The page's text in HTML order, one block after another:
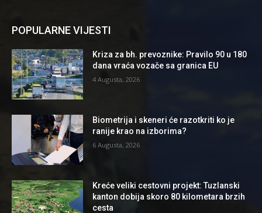
POPULARNE VIJESTI
Kriza za bh. prevoznike: Pravilo 90 u 180
dana vraća vozače sa granica EU
4 Augusta, 2026
Biometrija i skeneri će razotkriti ko je
ranije krao na izborima?
6 Augusta, 2026
Kreće veliki cestovni projekt: Tuzlanski
kanton dobija skoro 80 kilometara brzih
cesta